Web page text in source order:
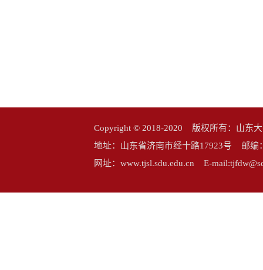
Copyright © 2018-2020 版权所有：山东
地址：山东省济南市经十路17923号 邮
网址：www.tjsl.sdu.edu.cn E-